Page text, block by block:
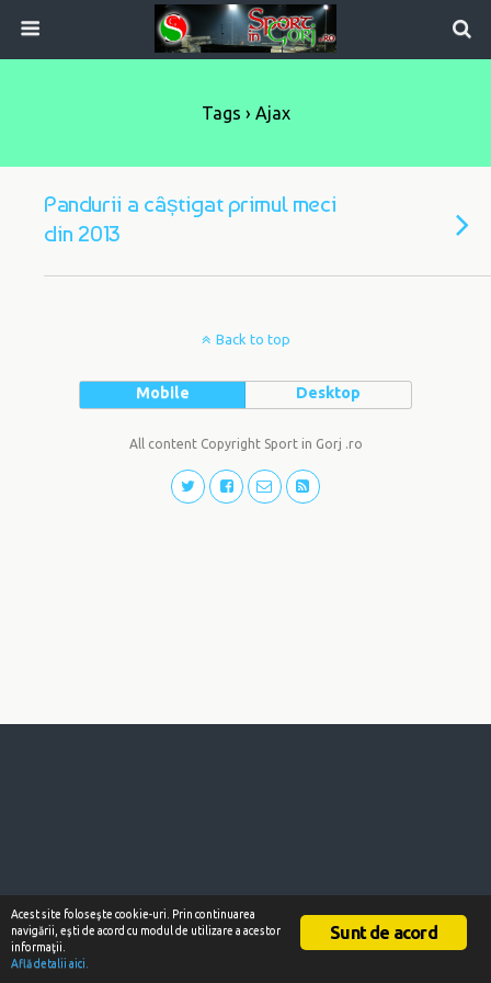
Tags › Ajax
Pandurii a câștigat primul meci
din 2013
Back to top
Mobile Desktop
All content Copyright Sport in Gorj .ro
Sunt de acord
Acest site foloseşte cookie-uri. Prin continuarea
navigării, eşti de acord cu modul de utilizare a acestor
informaţii.
Află detalii aici.